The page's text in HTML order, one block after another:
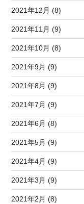
2021年12月 (8)
2021年11月 (9)
2021年10月 (8)
2021年9月 (9)
2021年8月 (9)
2021年7月 (9)
2021年6月 (8)
2021年5月 (9)
2021年4月 (9)
2021年3月 (9)
2021年2月 (8)